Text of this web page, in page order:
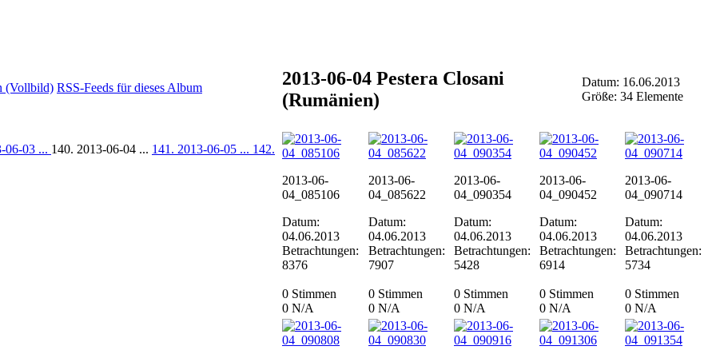
(Vollbild) RSS-Feeds für dieses Album
06-03 ... 140. 2013-06-04 ... 141. 2013-06-05 ... 142.
2013-06-04 Pestera Closani
(Rumänien)
Datum: 16.06.2013
Größe: 34 Elemente
2013-06-
04_085106
Datum:
04.06.2013
Betrachtungen:
8376
0 Stimmen
0 N/A
2013-06-
04_085622
Datum:
04.06.2013
Betrachtungen:
7907
0 Stimmen
0 N/A
2013-06-
04_090354
Datum:
04.06.2013
Betrachtungen:
5428
0 Stimmen
0 N/A
2013-06-
04_090452
Datum:
04.06.2013
Betrachtungen:
6914
0 Stimmen
0 N/A
2013-06-
04_090714
Datum:
04.06.2013
Betrachtungen:
5734
0 Stimmen
0 N/A